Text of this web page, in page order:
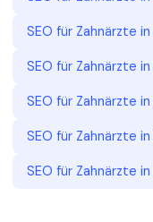
SEO für Zahnärzte in
SEO für Zahnärzte in
SEO für Zahnärzte in
SEO für Zahnärzte in
SEO für Zahnärzte in